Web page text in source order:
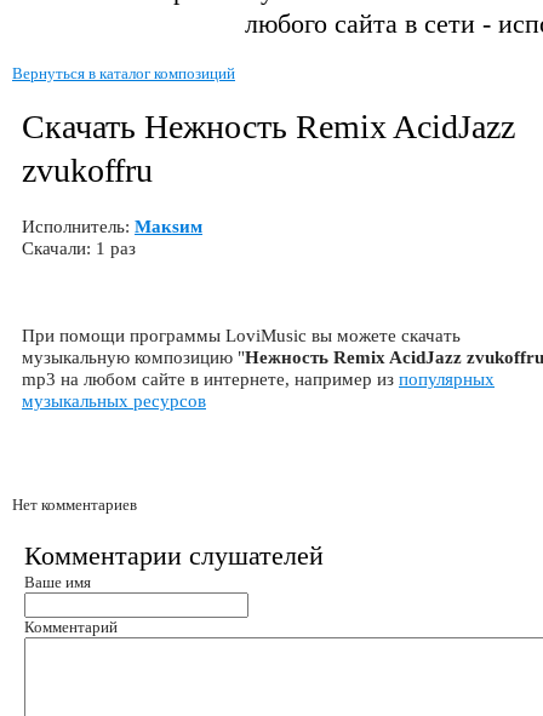
любого сайта в сети -
Вернуться в каталог композиций
Скачать Нежность Remix AcidJazz
zvukoffru
Исполнитель: Макsим
Скачали: 1 раз
При помощи программы LoviMusic вы можете скачать
музыкальную композицию "Нежность Remix AcidJazz zvukoffru
mp3 на любом сайте в интернете, например из популярных
музыкальных ресурсов
Нет комментариев
Комментарии слушателей
Ваше имя
Комментарий